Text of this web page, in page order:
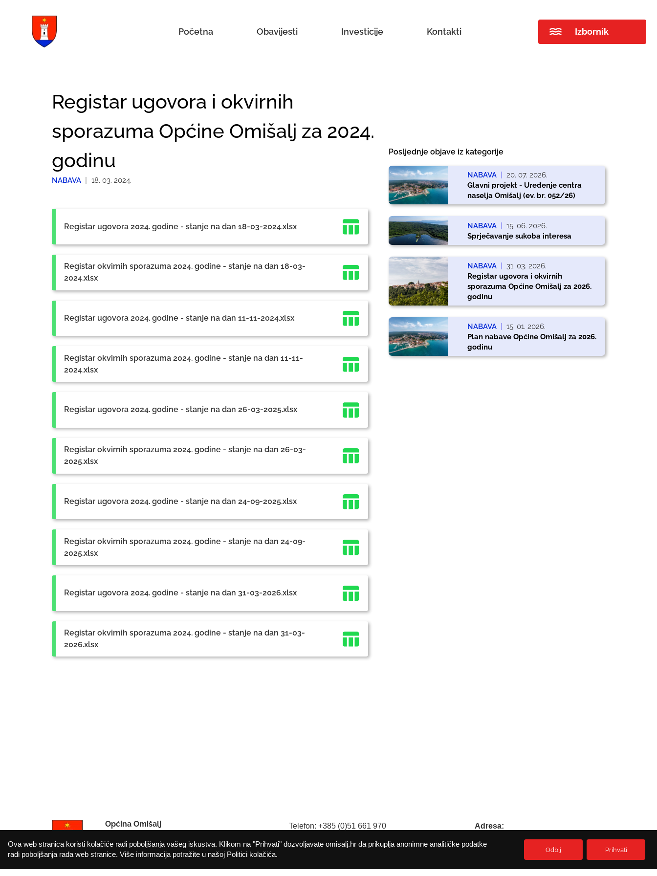
Početna Obavijesti Investicije Kontakti Izbornik
Registar ugovora i okvirnih
sporazuma Općine Omišalj za 2024.
godinu
NABAVA 18. 03. 2024.
Registar ugovora 2024. godine - stanje na dan 18-03-2024.xlsx
Registar okvirnih sporazuma 2024. godine - stanje na dan 18-03-
2024.xlsx
Registar ugovora 2024. godine - stanje na dan 11-11-2024.xlsx
Registar okvirnih sporazuma 2024. godine - stanje na dan 11-11-
2024.xlsx
Registar ugovora 2024. godine - stanje na dan 26-03-2025.xlsx
Registar okvirnih sporazuma 2024. godine - stanje na dan 26-03-
2025.xlsx
Registar ugovora 2024. godine - stanje na dan 24-09-2025.xlsx
Registar okvirnih sporazuma 2024. godine - stanje na dan 24-09-
2025.xlsx
Registar ugovora 2024. godine - stanje na dan 31-03-2026.xlsx
Registar okvirnih sporazuma 2024. godine - stanje na dan 31-03-
2026.xlsx
Posljednje objave iz kategorije
NABAVA
20. 07. 2026.
Glavni projekt - Uređenje centra
naselja Omišalj (ev. br. 052/26)
NABAVA
15. 06. 2026.
Sprječavanje sukoba interesa
NABAVA
31. 03. 2026.
Registar ugovora i okvirnih
sporazuma Općine Omišalj za 2026.
godinu
NABAVA
15. 01. 2026.
Plan nabave Općine Omišalj za 2026.
godinu
Općina Omišalj
OIB: 72908368249
Telefon: +385 (0)51 661 970
E-mail:opcina@omisalj.hr
Adresa:
HR-51513 Omisalj
Ova web stranica koristi kolačiće radi poboljšanja vašeg iskustva. Klikom na "Prihvati" dozvoljavate omisalj.hr da prikuplja anonimne analitičke podatke
radi poboljšanja rada web stranice. Više informacija potražite u našoj Politici kolačića.
Odbij Prihvati